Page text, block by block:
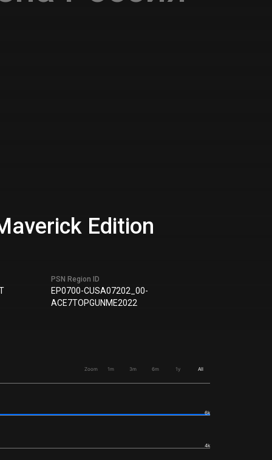
Edition
PSN Region ID
EP0700-CUSA07202_00-
ACE7TOPGUNME2022
Zoom 1m 3m 6m 1y All
4k
6k